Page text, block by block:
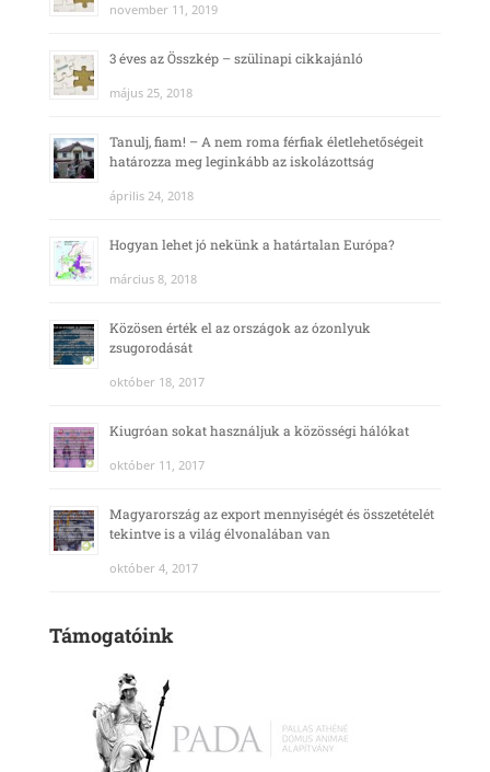
november 11, 2019
3 éves az Összkép – szülinapi cikkajánló
május 25, 2018
Tanulj, fiam! – A nem roma férfiak életlehetőségeit
határozza meg leginkább az iskolázottság
április 24, 2018
Hogyan lehet jó nekünk a határtalan Európa?
március 8, 2018
Közösen érték el az országok az ózonlyuk
zsugorodását
október 18, 2017
Kiugróan sokat használjuk a közösségi hálókat
október 11, 2017
Magyarország az export mennyiségét és összetételét
tekintve is a világ élvonalában van
október 4, 2017
Támogatóink